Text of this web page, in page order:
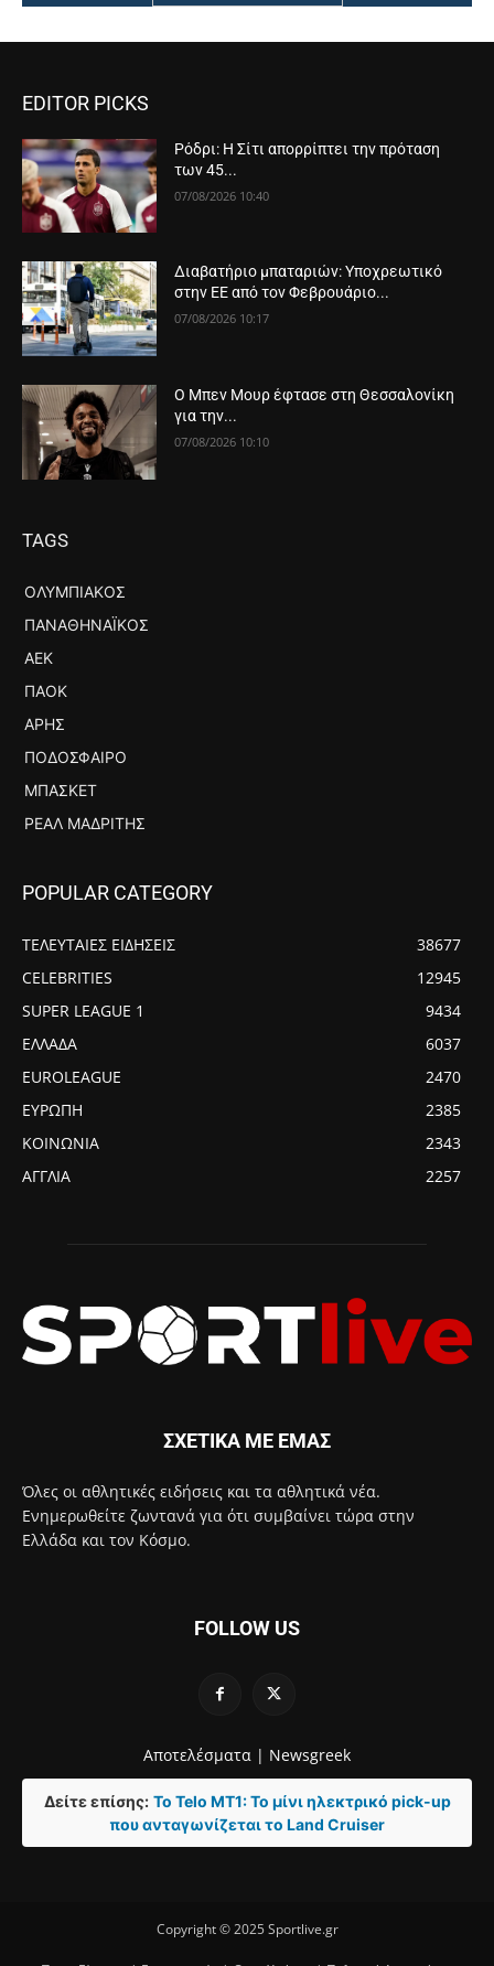
EDITOR PICKS
Ρόδρι: Η Σίτι απορρίπτει την πρόταση
των 45...
07/08/2026 10:40
Διαβατήριο μπαταριών: Υποχρεωτικό
στην ΕΕ από τον Φεβρουάριο...
07/08/2026 10:17
Ο Μπεν Μουρ έφτασε στη Θεσσαλονίκη
για την...
07/08/2026 10:10
TAGS
ΟΛΥΜΠΙΑΚΌΣ
ΠΑΝΑΘΗΝΑΪΚΌΣ
ΑΕΚ
ΠΑΟΚ
ΆΡΗΣ
ΠΟΔΌΣΦΑΙΡΟ
ΜΠΆΣΚΕΤ
ΡΕΆΛ ΜΑΔΡΊΤΗΣ
POPULAR CATEGORY
ΤΕΛΕΥΤΑΙΕΣ ΕΙΔΗΣΕΙΣ
38677
CELEBRITIES
12945
SUPER LEAGUE 1
9434
ΕΛΛΑΔΑ
6037
EUROLEAGUE
2470
ΕΥΡΩΠΗ
2385
ΚΟΙΝΩΝΙΑ
2343
ΑΓΓΛΙΑ
2257
ΣΧΕΤΙΚΑ ΜΕ ΕΜΑΣ
Όλες οι αθλητικές ειδήσεις και τα αθλητικά νέα.
Ενημερωθείτε ζωντανά για ότι συμβαίνει τώρα στην
Ελλάδα και τον Κόσμο.
FOLLOW US
Αποτελέσματα | Newsgreek
Δείτε επίσης: Το Telo MT1: Το μίνι ηλεκτρικό pick-up
που ανταγωνίζεται το Land Cruiser
Copyright © 2025 Sportlive.gr